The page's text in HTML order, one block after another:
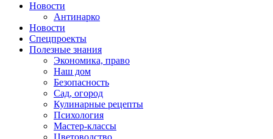
Новости
Антинарко
Новости
Спецпроекты
Полезные знания
Экономика, право
Наш дом
Безопасность
Сад, огород
Кулинарные рецепты
Психология
Мастер-классы